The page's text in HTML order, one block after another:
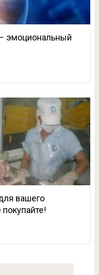
эмоциональный
вашего